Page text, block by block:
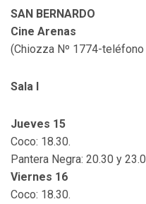
SAN BERNARDO
Cine Arenas
(Chiozza Nº 1774-
Sala I
Jueves 15
Coco: 18.30.
Pantera Negra: 20.30 y
Viernes 16
Coco: 18.30.